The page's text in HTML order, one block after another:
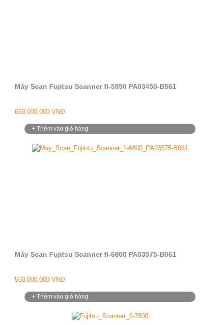
Máy Scan Fujitsu Scanner fi-5950 PA03450-B561
650,000,000 VNĐ
+ Thêm vào giỏ hàng
Máy Scan Fujitsu Scanner fi-6800 PA03575-B061
550,000,000 VNĐ
+ Thêm vào giỏ hàng